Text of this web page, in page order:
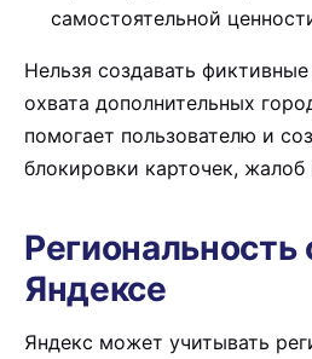
самостоятельной
Нельзя создавать
охвата дополнительных
помогает пользователю и
блокировки карточек,
Региональность
Яндексе
Яндекс может учитывать